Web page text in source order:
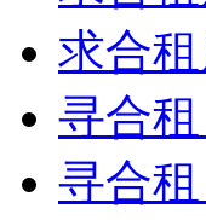
求合
寻合
寻合